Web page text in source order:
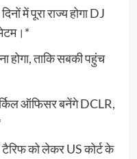
में पूरा राज्य होगा DJ
होगा, ताकि सबकी पहुंच
ऑफिसर बनेंगे DCLR,
टैरिफ को लेकर US कोर्ट के